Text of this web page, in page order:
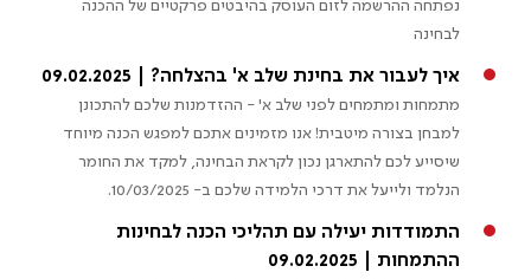
נפתחה ההרשמה לזום העוסק בהיבטים פרקטיים של ההכנה
לבחינה
איך לעבור את בחינת שלב א' בהצלחה? | 09.02.2025
מתמחות ומתמחים לפני שלב א' - ההזדמנות שלכם להתכונן
למבחן בצורה מיטבית! אנו מזמינים אתכם למפגש הכנה מיוחד
שיסייע לכם להתארגן נכון לקראת הבחינה, למקד את החומר
הנלמד ולייעל את דרכי הלמידה שלכם ב- 10/03/2025.
התמודדות יעילה עם תהליכי הכנה לבחינות
ההתמחות | 09.02.2025